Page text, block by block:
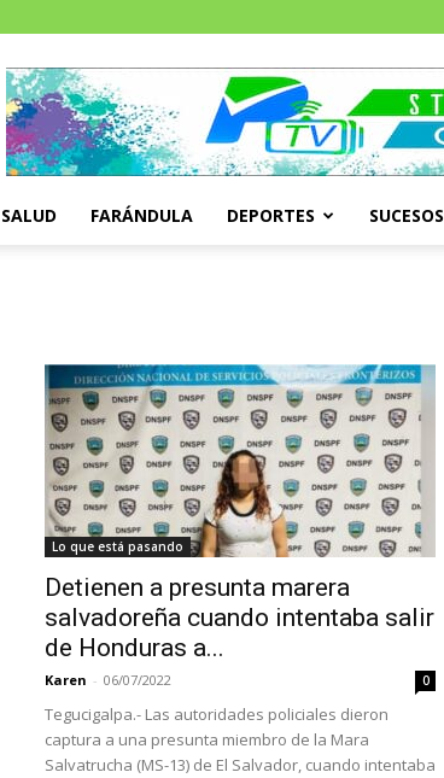
SALUD FARÁNDULA DEPORTES SUCESOS
Lo que está pasando
Detienen a presunta marera
salvadoreña cuando intentaba salir
de Honduras a...
Karen - 06/07/2022 0
Tegucigalpa.- Las autoridades policiales dieron
captura a una presunta miembro de la Mara
Salvatrucha (MS-13) de El Salvador, cuando intentaba